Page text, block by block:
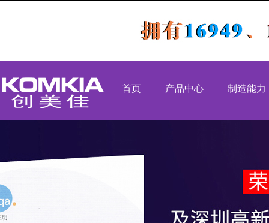
首页 产品中心
组装加工
制造能力